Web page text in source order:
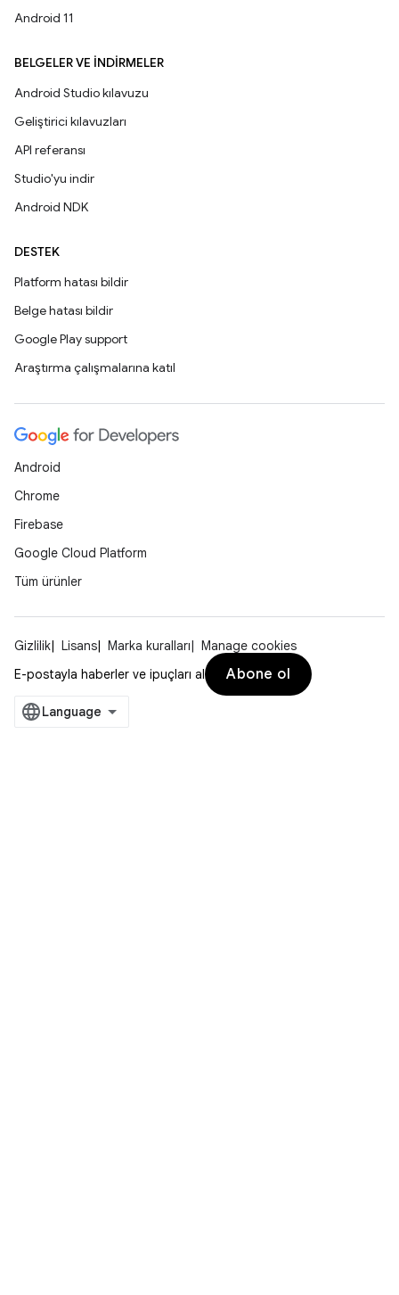
Android 11
BELGELER VE İNDIRMELER
Android Studio kılavuzu
Geliştirici kılavuzları
API referansı
Studio'yu indir
Android NDK
DESTEK
Platform hatası bildir
Belge hatası bildir
Google Play support
Araştırma çalışmalarına katıl
Android
Chrome
Firebase
Google Cloud Platform
Tüm ürünler
Gizlilik Lisans Marka kuralları
Manage cookies
E-postayla haberler ve ipuçları al
Abone ol